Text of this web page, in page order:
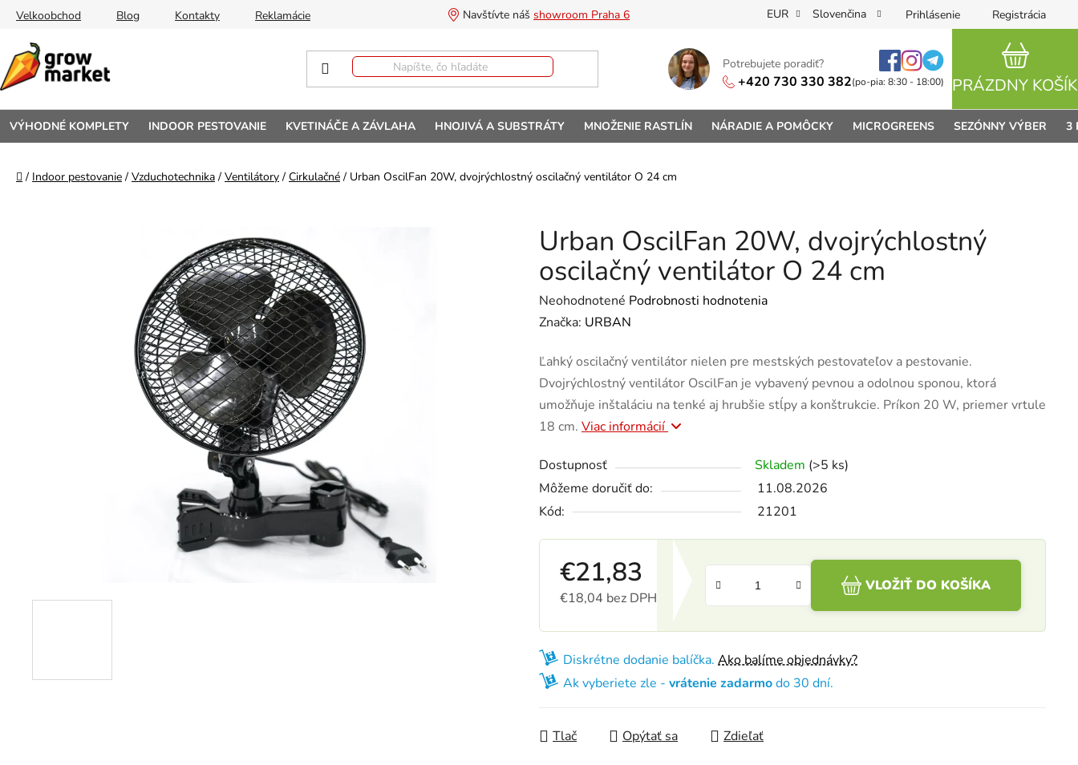
Prejsť na obsah
Velkoobchod Blog Kontakty Reklamácie Navštívte náš showroom Praha 6 EUR Slovenčina Prihlásenie Registrácia
Potrebujete poradiť?
+420 730 330 382(po-pia: 8:30 - 18:00) PRÁZDNY KOŠÍK
VÝHODNÉ KOMPLETY INDOOR PESTOVANIE KVETINÁČE A ZÁVLAHA HNOJIVÁ A SUBSTRÁTY MNOŽENIE RASTLÍN NÁRADIE A POMÔCKY MICROGREENS SEZÓNNY VÝBER 3
Domov
/ Indoor pestovanie / Vzduchotechnika / Ventilátory / Cirkulačné / Urban OscilFan 20W, dvojrýchlostný oscilačný ventilátor O 24 cm
Urban OscilFan 20W, dvojrýchlostný
oscilačný ventilátor O 24 cm
Priemerné hodnotenie produktu je 0,0 z 5 hviezdičiek.
Neohodnotené Podrobnosti hodnotenia
Značka: URBAN
Ľahký oscilačný ventilátor nielen pre mestských pestovateľov a pestovanie.
Dvojrýchlostný ventilátor OscilFan je vybavený pevnou a odolnou sponou, ktorá
umožňuje inštaláciu na tenké aj hrubšie stĺpy a konštrukcie. Príkon 20 W, priemer vrtule
18 cm. Viac informácií
Dostupnosť Skladem (>5 ks)
Môžeme doručiť do:
11.08.2026
Kód:
21201
€21,83
€18,04 bez DPH
VLOŽIŤ DO KOŠÍKA
Diskrétne dodanie balíčka. Ako balíme objednávky?
Ak vyberiete zle - vrátenie zadarmodo 30 dní.
Tlač Opýtať sa Zdieľať